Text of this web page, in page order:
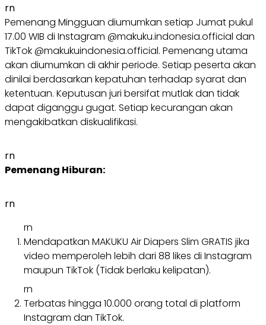
rn
Pemenang Mingguan diumumkan setiap Jumat pukul
17.00 WIB di Instagram @makuku.indonesia.official dan
TikTok @makukuindonesia.official. Pemenang utama
akan diumumkan di akhir periode. Setiap peserta akan
dinilai berdasarkan kepatuhan terhadap syarat dan
ketentuan. Keputusan juri bersifat mutlak dan tidak
dapat diganggu gugat. Setiap kecurangan akan
mengakibatkan diskualifikasi.
rn
Pemenang Hiburan:
rn
rn
Mendapatkan MAKUKU Air Diapers Slim GRATIS jika
video memperoleh lebih dari 88 likes di Instagram
maupun TikTok (Tidak berlaku kelipatan).
rn
Terbatas hingga 10.000 orang total di platform
Instagram dan TikTok.